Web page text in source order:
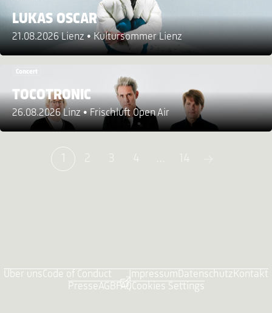
LUKAS OSCAR
21.08.2026 Lienz Kultursommer Lienz
Concert
TOCOTRONIC
26.08.2026 Linz Frischluft Open Air
1 2 3 4 ... 14
Über unsCode of Conduct Impressum Datenschutz Kontakt
PresseAGB FAQCookies Settings